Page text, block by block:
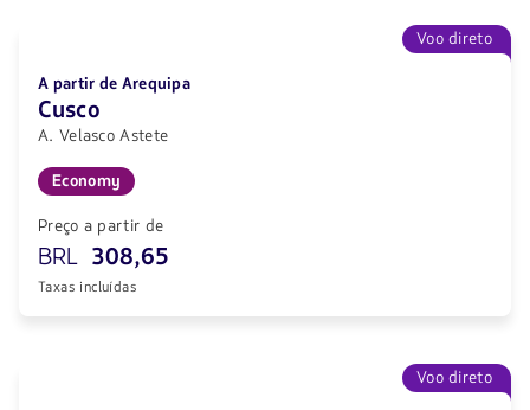
Voo direto
A partir de Arequipa
Cusco
A. Velasco Astete
Economy
Preço a partir de
BRL 308,65
Taxas incluídas
Voo direto